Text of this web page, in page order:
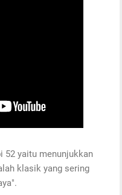
52 yaitu menunjukkan
klasik yang sering